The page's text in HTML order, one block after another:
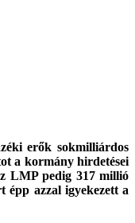
erők sokmilliárdos
a kormány hirdetései
LMP pedig 317 millió
épp azzal igyekezett a